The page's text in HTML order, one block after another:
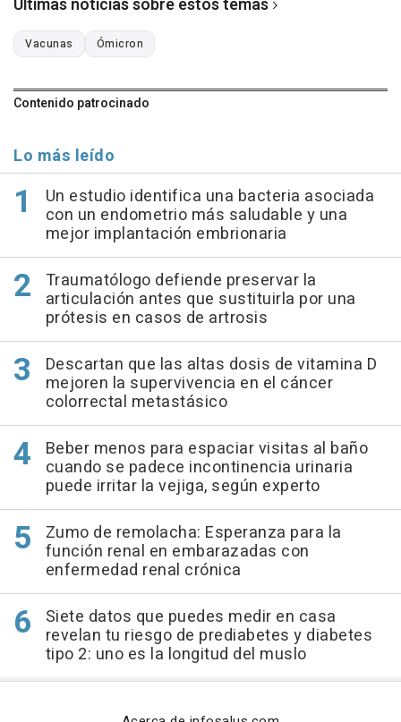
Vacunas Ómicron
Contenido patrocinado
Lo más leído
Un estudio identifica una bacteria asociada
con un endometrio más saludable y una
mejor implantación embrionaria
Traumatólogo defiende preservar la
articulación antes que sustituirla por una
prótesis en casos de artrosis
Descartan que las altas dosis de vitamina D
mejoren la supervivencia en el cáncer
colorrectal metastásico
Beber menos para espaciar visitas al baño
cuando se padece incontinencia urinaria
puede irritar la vejiga, según experto
Zumo de remolacha: Esperanza para la
función renal en embarazadas con
enfermedad renal crónica
Siete datos que puedes medir en casa
revelan tu riesgo de prediabetes y diabetes
tipo 2: uno es la longitud del muslo